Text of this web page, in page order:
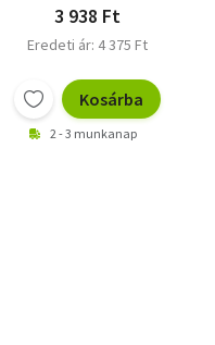
3 938 Ft
Eredeti ár: 4 375 Ft
Kosárba
2 - 3 munkanap